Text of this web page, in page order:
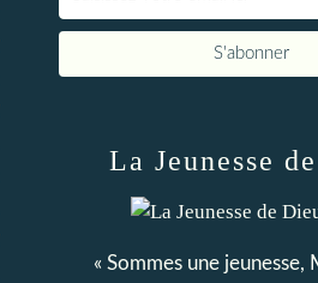
La Jeunesse
« Sommes une jeunesse,